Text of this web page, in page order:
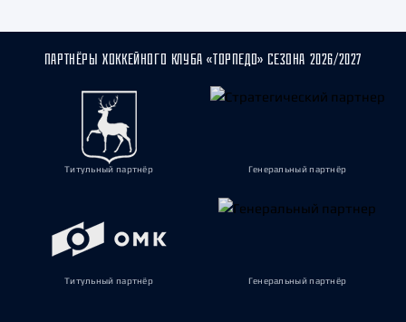
ПАРТНЁРЫ ХОККЕЙНОГО КЛУБА «ТОРПЕДО» СЕЗОНА 2026/2027
Титульный партнёр Генеральный партнёр
Титульный партнёр Генеральный партнёр